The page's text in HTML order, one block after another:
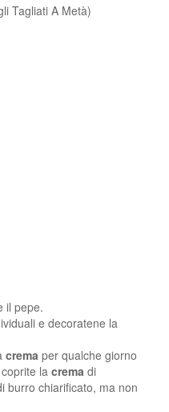
Tagliati A Metà)
il pepe.
e decoratene la
crema per qualche giorno
la crema di
burro chiarificato, ma non